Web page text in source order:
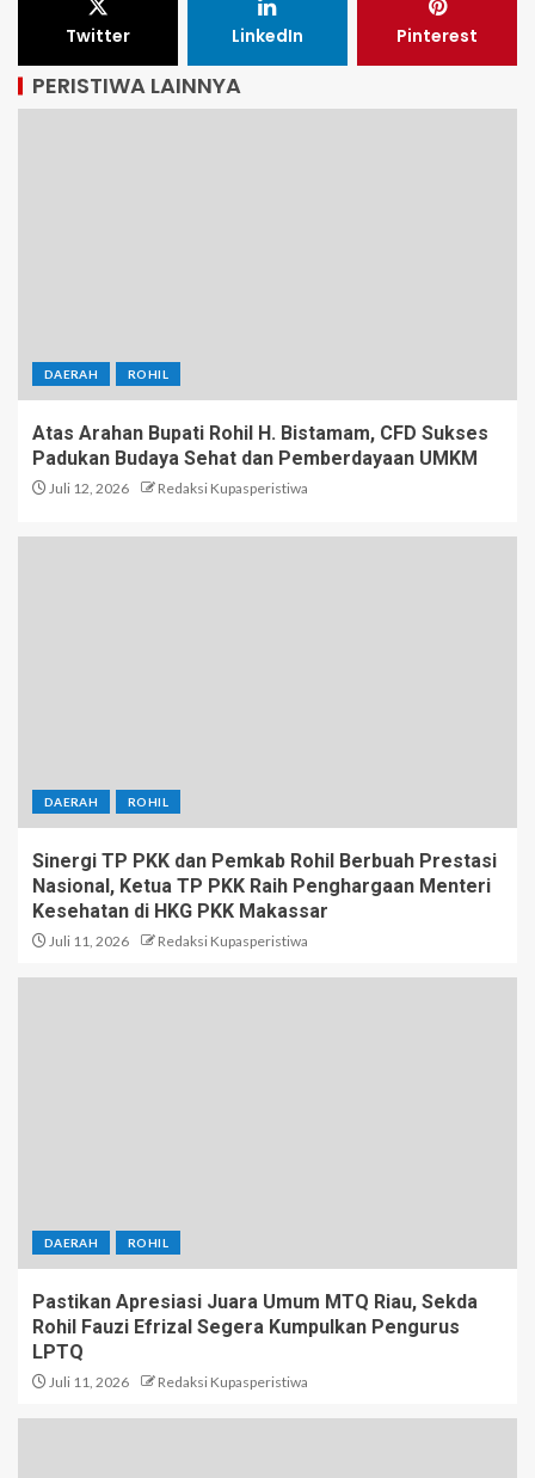
Twitter LinkedIn Pinterest
PERISTIWA LAINNYA
DAERAH ROHIL
Atas Arahan Bupati Rohil H. Bistamam, CFD Sukses
Padukan Budaya Sehat dan Pemberdayaan UMKM
Juli 12, 2026 Redaksi Kupasperistiwa
DAERAH ROHIL
Sinergi TP PKK dan Pemkab Rohil Berbuah Prestasi
Nasional, Ketua TP PKK Raih Penghargaan Menteri
Kesehatan di HKG PKK Makassar
Juli 11, 2026 Redaksi Kupasperistiwa
DAERAH ROHIL
Pastikan Apresiasi Juara Umum MTQ Riau, Sekda
Rohil Fauzi Efrizal Segera Kumpulkan Pengurus
LPTQ
Juli 11, 2026 Redaksi Kupasperistiwa